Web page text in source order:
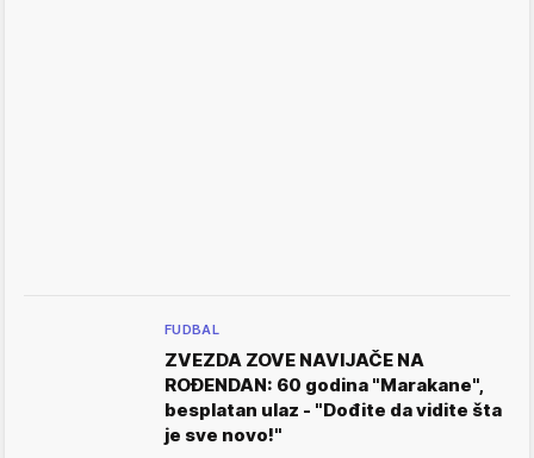
FUDBAL
ZVEZDA ZOVE NAVIJAČE NA
ROĐENDAN: 60 godina "Marakane",
besplatan ulaz - "Dođite da vidite šta
je sve novo!"